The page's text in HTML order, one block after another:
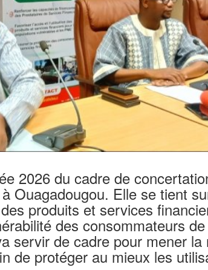
2026 du cadre de
Ouagadougou. Elle se tient
produits et services
des consommateurs
servir de cadre pour mener la
de protéger au mieux les